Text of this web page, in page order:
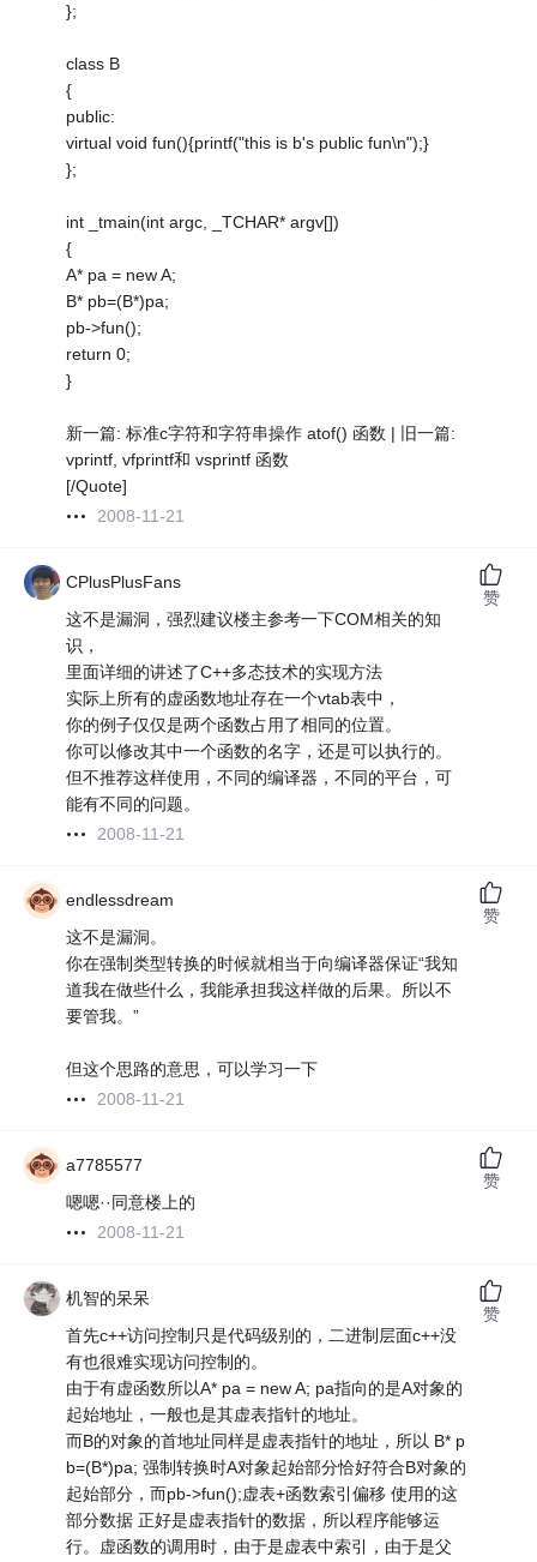
};
class B
{
public:
virtual void fun(){printf("this is b's public fun\n");}
};
int _tmain(int argc, _TCHAR* argv[])
{
A* pa = new A;
B* pb=(B*)pa;
pb->fun();
return 0;
}
新一篇: 标准c字符和字符串操作 atof() 函数 | 旧一篇:
vprintf, vfprintf和 vsprintf 函数
[/Quote]
2008-11-21
CPlusPlusFans
这不是漏洞，强烈建议楼主参考一下COM相关的知
识，
里面详细的讲述了C++多态技术的实现方法
实际上所有的虚函数地址存在一个vtab表中，
你的例子仅仅是两个函数占用了相同的位置。
你可以修改其中一个函数的名字，还是可以执行的。
但不推荐这样使用，不同的编译器，不同的平台，可
能有不同的问题。
2008-11-21
赞
endlessdream
这不是漏洞。
你在强制类型转换的时候就相当于向编译器保证“我知
道我在做些什么，我能承担我这样做的后果。所以不
要管我。”
但这个思路的意思，可以学习一下
2008-11-21
赞
a7785577
嗯嗯··同意楼上的
2008-11-21
赞
机智的呆呆
首先c++访问控制只是代码级别的，二进制层面c++没
有也很难实现访问控制的。
由于有虚函数所以A* pa = new A; pa指向的是A对象的
起始地址，一般也是其虚表指针的地址。
而B的对象的首地址同样是虚表指针的地址，所以 B* p
b=(B*)pa; 强制转换时A对象起始部分恰好符合B对象的
起始部分，而pb->fun();虚表+函数索引偏移 使用的这
部分数据 正好是虚表指针的数据，所以程序能够运
行。虚函数的调用时，由于是虚表中索引，由于是父
赞